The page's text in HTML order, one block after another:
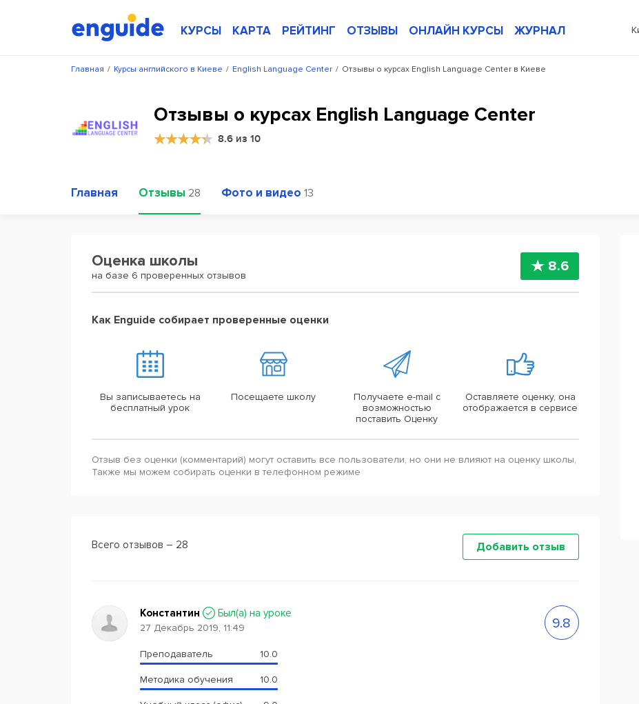
КУРСЫ КАРТА РЕЙТИНГ ОТЗЫВЫ ОНЛАЙН КУРСЫ ЖУРНАЛ
/
Главная /
Курсы английского в Киеве /
English Language Center Отзывы о курсах English Language Center в Киеве
Отзывы о курсах English Language Center
8.6 из 10
Главная Отзывы 28 Фото и видео 13
Оценка школы
на базе 6 проверенных отзывов
8.6
Как Enguide собирает проверенные оценки
Вы записываетесь на
бесплатный урок
Посещаете школу
Получаете e-mail с
возможностью
поставить Оценку
Оставляете оценку, она
отображается в сервисе
Отзыв без оценки (комментарий) могут оставить все пользователи, но они не влияют на оценку школы,
Также мы можем собирать оценки в телефонном режиме
Всего отзывов – 28 Добавить отзыв
Константин Был(a) на уроке
27 Декабрь 2019, 11:49 9.8
Преподаватель 10.0
Методика обучения 10.0